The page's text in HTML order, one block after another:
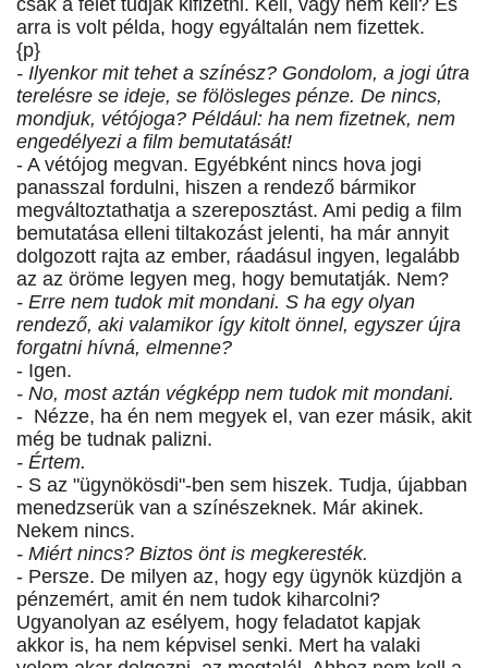
csak a felét tudják kifizetni. Kell, vagy nem kell? És
arra is volt példa, hogy egyáltalán nem fizettek.
{p}
- Ilyenkor mit tehet a színész? Gondolom, a jogi útra
terelésre se ideje, se fölösleges pénze. De nincs,
mondjuk, vétójoga? Például: ha nem fizetnek, nem
engedélyezi a film bemutatását!
- A vétójog megvan. Egyébként nincs hova jogi
panasszal fordulni, hiszen a rendező bármikor
megváltoztathatja a szereposztást. Ami pedig a film
bemutatása elleni tiltakozást jelenti, ha már annyit
dolgozott rajta az ember, ráadásul ingyen, legalább
az az öröme legyen meg, hogy bemutatják. Nem?
- Erre nem tudok mit mondani. S ha egy olyan
rendező, aki valamikor így kitolt önnel, egyszer újra
forgatni hívná, elmenne?
- Igen.
- No, most aztán végképp nem tudok mit mondani.
- Nézze, ha én nem megyek el, van ezer másik, akit
még be tudnak palizni.
- Értem.
- S az "ügynökösdi"-ben sem hiszek. Tudja, újabban
menedzserük van a színészeknek. Már akinek.
Nekem nincs.
- Miért nincs? Biztos önt is megkeresték.
- Persze. De milyen az, hogy egy ügynök küzdjön a
pénzemért, amit én nem tudok kiharcolni?
Ugyanolyan az esélyem, hogy feladatot kapjak
akkor is, ha nem képvisel senki. Mert ha valaki